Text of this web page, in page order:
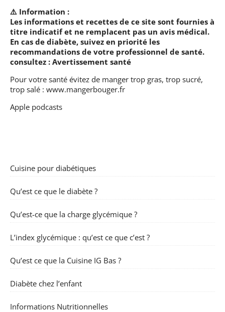
⚠️ Information :
Les informations et recettes de ce site sont fournies à
titre indicatif et ne remplacent pas un avis médical.
En cas de diabète, suivez en priorité les
recommandations de votre professionnel de santé.
consultez : Avertissement santé
Pour votre santé évitez de manger trop gras, trop sucré,
trop salé : www.mangerbouger.fr
Apple podcasts
Cuisine pour diabétiques
Qu’est ce que le diabète ?
Qu’est-ce que la charge glycémique ?
L’index glycémique : qu’est ce que c’est ?
Qu’est ce que la Cuisine IG Bas ?
Diabète chez l’enfant
Informations Nutritionnelles